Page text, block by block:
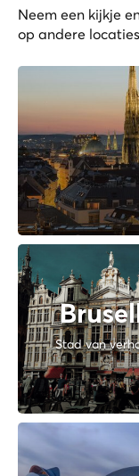
Neem een kijkje
op andere locaties
Stad van